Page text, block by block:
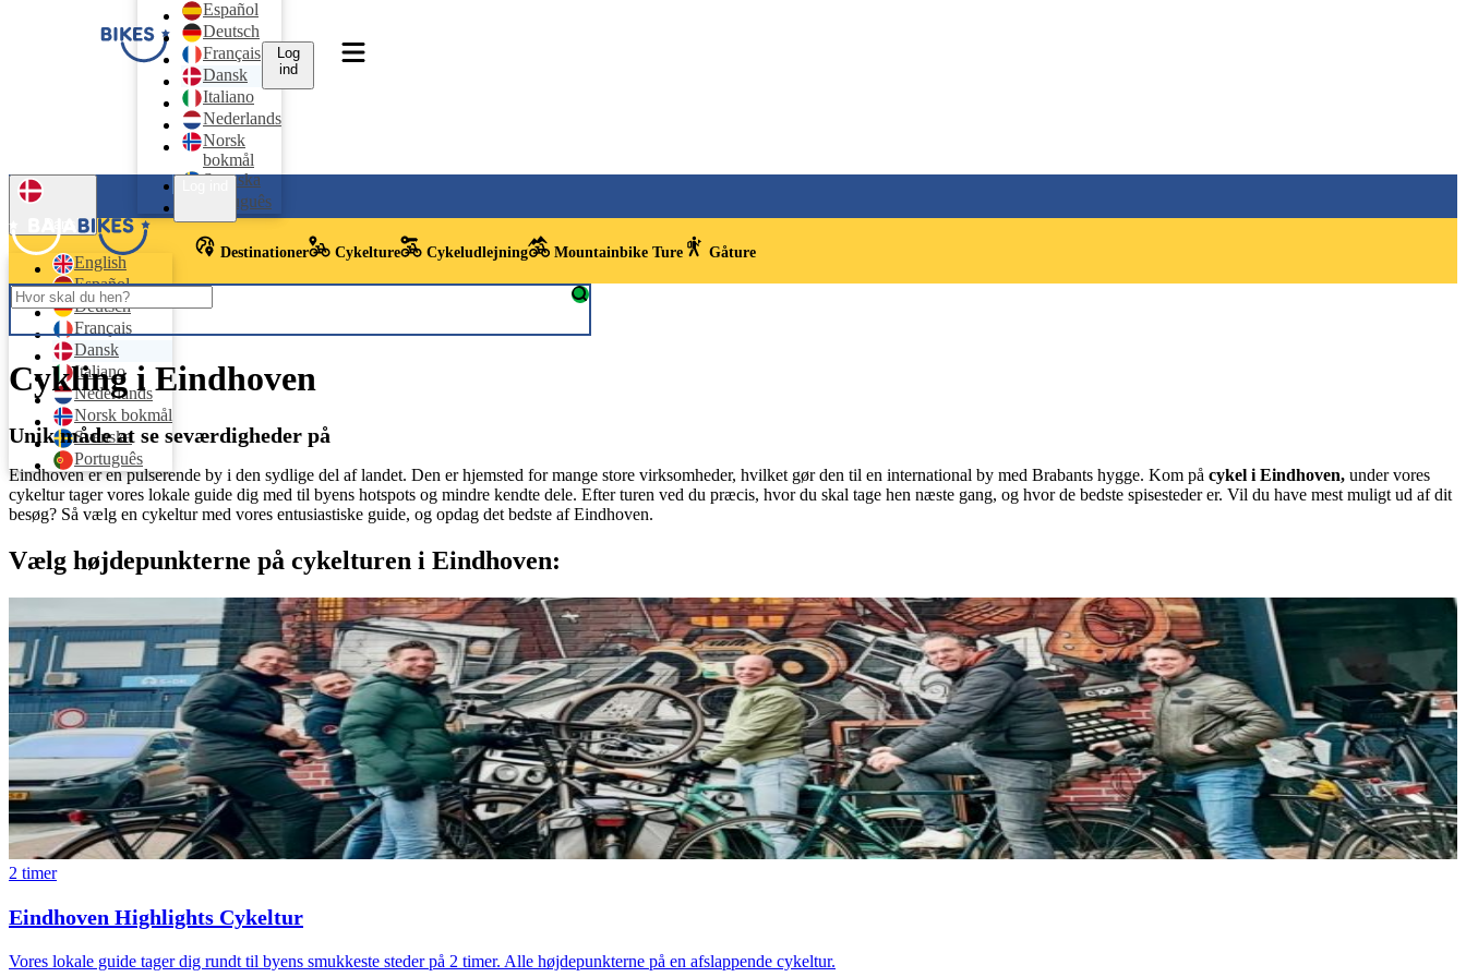
Español
Deutsch
Français
Dansk
Italiano
Nederlands
Norsk
bokmål
Svenska
Português
Log
ind
Dansk
English
Español
Deutsch
Français
Dansk
Italiano
Nederlands
Norsk bokmål
Svenska
Português
Destinationer Cykelture Cykeludlejning Mountainbike Ture Gåture
Cykling i Eindhoven
Unik måde at se seværdigheder på
Eindhoven er en pulserende by i den sydlige del af landet. Den er hjemsted for mange store virksomheder, hvilket gør den til en international by med Brabants hygge. Kom på cykel i Eindhoven, under vores
cykeltur tager vores lokale guide dig med til byens hotspots og mindre kendte dele. Efter turen ved du præcis, hvor du skal tage hen næste gang, og hvor de bedste spisesteder er. Vil du have mest muligt ud af dit
besøg? Så vælg en cykeltur med vores entusiastiske guide, og opdag det bedste af Eindhoven.
Vælg højdepunkterne på cykelturen i Eindhoven:
2 timer
Eindhoven Highlights Cykeltur
Vores lokale guide tager dig rundt til byens smukkeste steder på 2 timer. Alle højdepunkterne på en afslappende cykeltur.